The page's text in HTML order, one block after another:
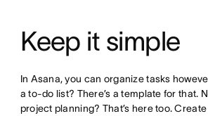
Keep it simple
In Asana, you can organize tasks
a to-do list? There’s a template for that.
project planning? That’s here too.